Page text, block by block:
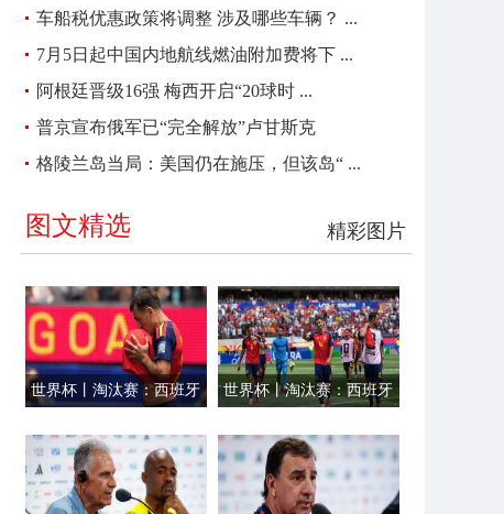
车船税优惠政策将调整 涉及哪些车辆？ ...
7月5日起中国内地航线燃油附加费将下 ...
阿根廷晋级16强 梅西开启“20球时 ...
普京宣布俄军已“完全解放”卢甘斯克
格陵兰岛当局：美国仍在施压，但该岛“ ...
精彩图片
图文精选
世界杯丨淘汰赛：西班牙
世界杯丨淘汰赛：西班牙